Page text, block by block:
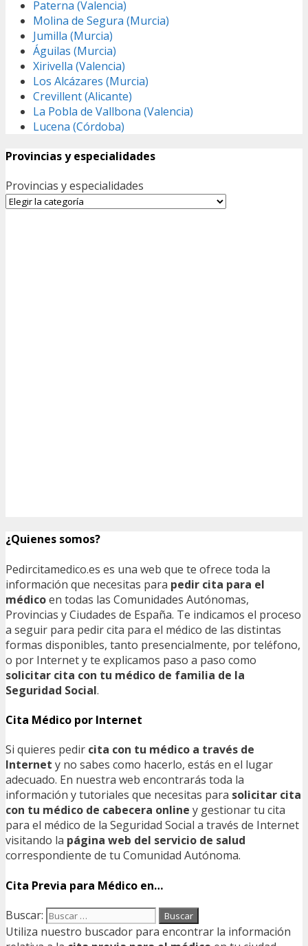
Paterna (Valencia)
Molina de Segura (Murcia)
Jumilla (Murcia)
Águilas (Murcia)
Xirivella (Valencia)
Los Alcázares (Murcia)
Crevillent (Alicante)
La Pobla de Vallbona (Valencia)
Lucena (Córdoba)
Provincias y especialidades
Provincias y especialidades
¿Quienes somos?
Pedircitamedico.es es una web que te ofrece toda la
información que necesitas para pedir cita para el
médicoen todas las Comunidades Autónomas,
Provincias y Ciudades de España. Te indicamos el proceso
a seguir para pedir cita para el médico de las distintas
formas disponibles, tanto presencialmente, por teléfono,
o por Internet y te explicamos paso a paso como
solicitar cita con tu médico de familia de la
Seguridad Social.
Cita Médico por Internet
Si quieres pedir cita con tu médico a través de
Internet y no sabes como hacerlo, estás en el lugar
adecuado. En nuestra web encontrarás toda la
información y tutoriales que necesitas para solicitar cita
con tu médico de cabecera online y gestionar tu cita
para el médico de la Seguridad Social a través de Internet
visitando la página web del servicio de salud
correspondiente de tu Comunidad Autónoma.
Cita Previa para Médico en…
Buscar:
Utiliza nuestro buscador para encontrar la información